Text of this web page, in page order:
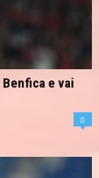
e vai
0